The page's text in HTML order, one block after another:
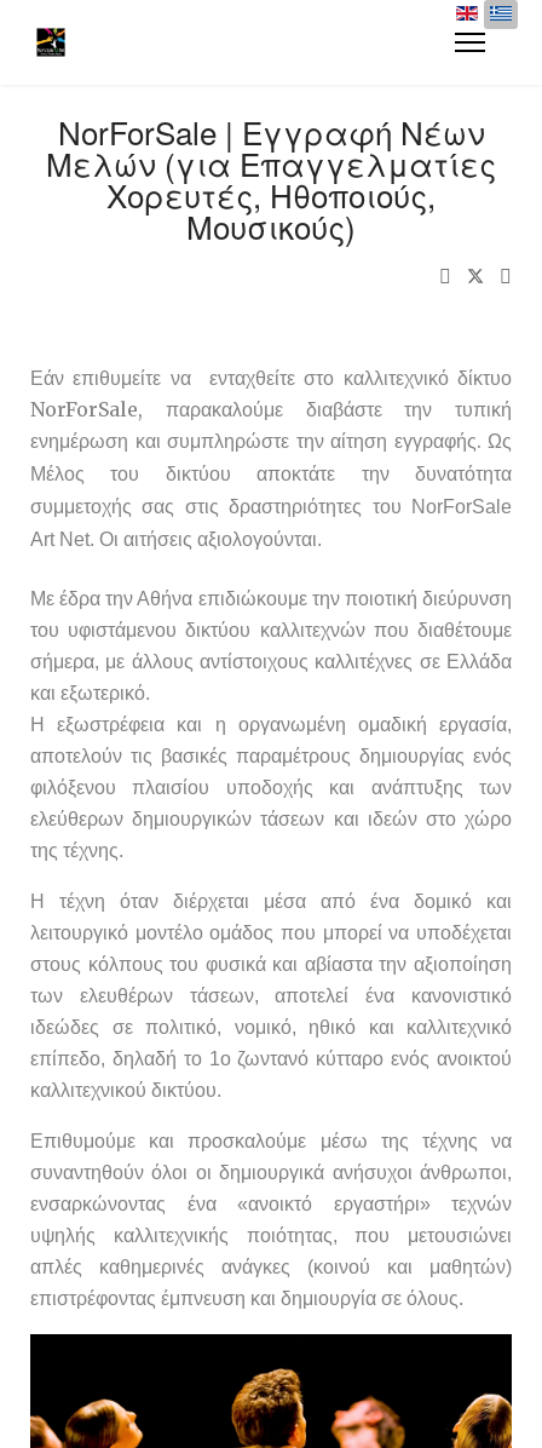
NorForSale | Εγγραφή Νέων
Μελών (για Επαγγελματίες
Χορευτές, Ηθοποιούς,
Μουσικούς)
Εάν επιθυμείτε να ενταχθείτε στο καλλιτεχνικό δίκτυο
NorForSale, παρακαλούμε διαβάστε την τυπική
ενημέρωση και συμπληρώστε την αίτηση εγγραφής. Ως
Μέλος του δικτύου αποκτάτε την δυνατότητα
συμμετοχής σας στις δραστηριότητες του NorForSale
Art Net. Οι αιτήσεις αξιολογούνται.
Με έδρα την Αθήνα επιδιώκουμε την ποιοτική διεύρυνση
του υφιστάμενου δικτύου καλλιτεχνών που διαθέτουμε
σήμερα, με άλλους αντίστοιχους καλλιτέχνες σε Ελλάδα
και εξωτερικό.
Η εξωστρέφεια και η οργανωμένη ομαδική εργασία,
αποτελούν τις βασικές παραμέτρους δημιουργίας ενός
φιλόξενου πλαισίου υποδοχής και ανάπτυξης των
ελεύθερων δημιουργικών τάσεων και ιδεών στο χώρο
της τέχνης.
Η τέχνη όταν διέρχεται μέσα από ένα δομικό και
λειτουργικό μοντέλο ομάδος που μπορεί να υποδέχεται
στους κόλπους του φυσικά και αβίαστα την αξιοποίηση
των ελευθέρων τάσεων, αποτελεί ένα κανονιστικό
ιδεώδες σε πολιτικό, νομικό, ηθικό και καλλιτεχνικό
επίπεδο, δηλαδή το 1ο ζωντανό κύτταρο ενός ανοικτού
καλλιτεχνικού δικτύου.
Επιθυμούμε και προσκαλούμε μέσω της τέχνης να
συναντηθούν όλοι οι δημιουργικά ανήσυχοι άνθρωποι,
ενσαρκώνοντας ένα «ανοικτό εργαστήρι» τεχνών
υψηλής καλλιτεχνικής ποιότητας, που μετουσιώνει
απλές καθημερινές ανάγκες (κοινού και μαθητών)
επιστρέφοντας έμπνευση και δημιουργία σε όλους.